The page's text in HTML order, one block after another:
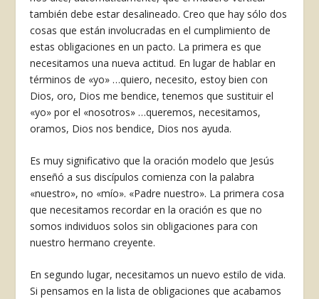
también debe estar desalineado. Creo que hay sólo dos
cosas que están involucradas en el cumplimiento de
estas obligaciones en un pacto. La primera es que
necesitamos una nueva actitud. En lugar de hablar en
términos de «yo» …quiero, necesito, estoy bien con
Dios, oro, Dios me bendice, tenemos que sustituir el
«yo» por el «nosotros» …queremos, necesitamos,
oramos, Dios nos bendice, Dios nos ayuda.
Es muy significativo que la oración modelo que Jesús
enseñó a sus discípulos comienza con la palabra
«nuestro», no «mío». «Padre nuestro». La primera cosa
que necesitamos recordar en la oración es que no
somos individuos solos sin obligaciones para con
nuestro hermano creyente.
En segundo lugar, necesitamos un nuevo estilo de vida.
Si pensamos en la lista de obligaciones que acabamos